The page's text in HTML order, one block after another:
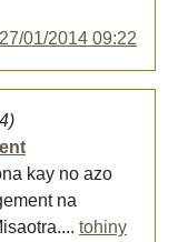
27/01/2014 09:22
kay no azo
na
tohiny